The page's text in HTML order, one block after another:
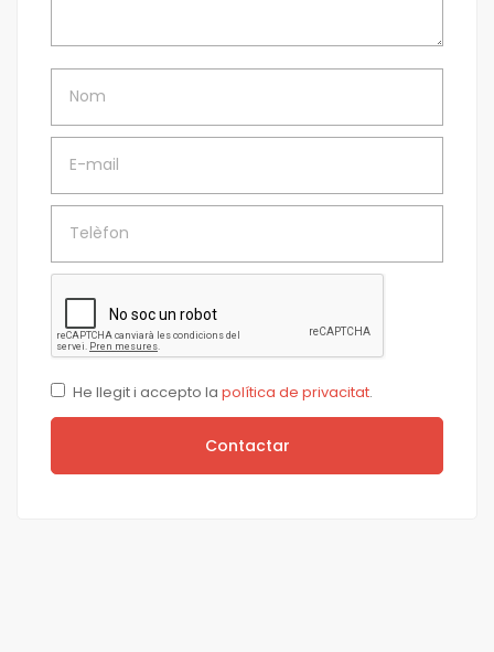
He llegit i accepto la política de privacitat.
Contactar